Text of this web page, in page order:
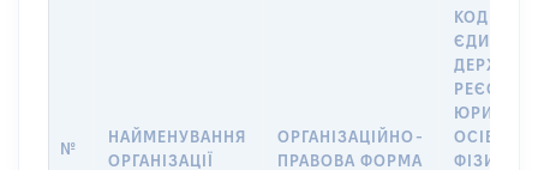
№
НАЙМЕНУВАННЯ
ОРГАНІЗАЦІЇ
ОРГАНІЗАЦІЙНО-
ПРАВОВА ФОРМА
КОД В
РЕЄСТРІ
ОСІБ,